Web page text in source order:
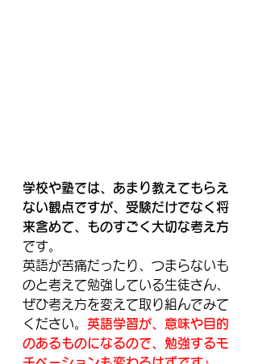
学校や塾では、あまり教えてもらえ
ない観点ですが、受験だけでなく将
来含めて、ものすごく大切な考え方
です。
英語が苦痛だったり、つまらないも
のと考えて勉強している生徒さん、
ぜひ考え方を変えて取り組んでみて
ください。 英語学習が、意味や目的
のあるものになるので、勉強するモ